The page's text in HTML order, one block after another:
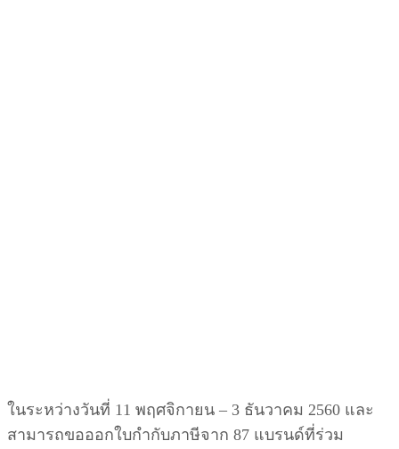
ในระหว่างวันที่ 11 พฤศจิกายน – 3 ธันวาคม 2560 และ
สามารถขอออกใบกำกับภาษีจาก 87 แบรนด์ที่ร่วม